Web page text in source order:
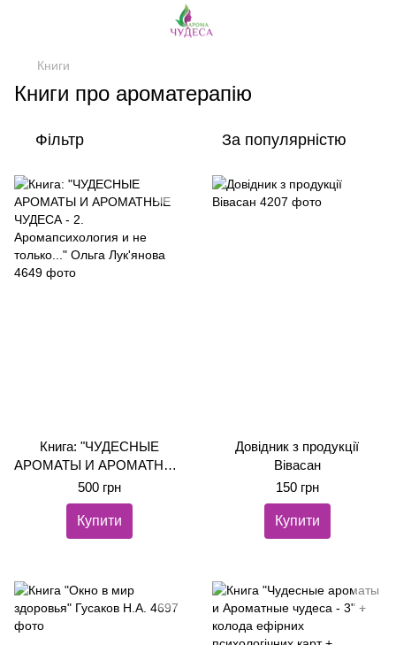
Книги
Книги про ароматерапію
Фільтр За популярністю
Книга: "ЧУДЕСНЫЕ
АРОМАТЫ И АРОМАТНЫЕ
ЧУДЕСА - 2.
Аромапсихология и не
только..." Ольга Лук'янова
500 грн
Купити
Довідник з продукції
Вівасан
150 грн
Купити